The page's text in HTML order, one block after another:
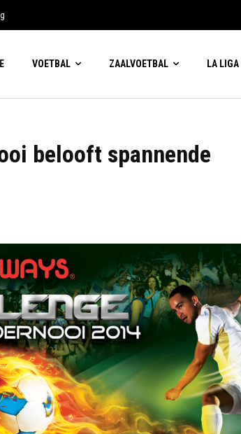
VOETBAL ZAALVOETBAL LA LIGA
belooft spannende